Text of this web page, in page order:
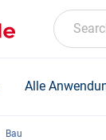
Alle
Bau